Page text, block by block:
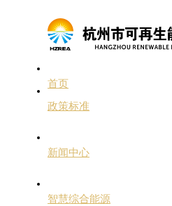
首页
政策标准
新闻中心
智慧综合能源